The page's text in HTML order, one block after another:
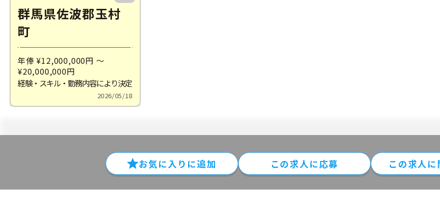
群馬県佐波郡玉村
町
年俸 ¥12,000,000円 ～
¥20,000,000円
経験・スキル・勤務内容により決定
2026/05/18
お気に入りに追加 この求⼈に応募 この求人に